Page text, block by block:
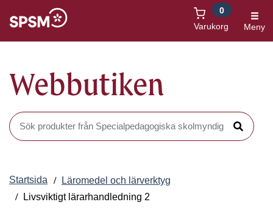
Varukorg
0
Meny
Webbutiken
Sök produkter i Webbutiken
Sök
Startsida
Läromedel och lärverktyg
Livsviktigt lärarhandledning 2